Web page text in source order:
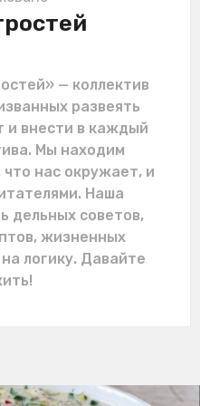
— коллектив
развеять
и внести в каждый
Мы находим
нас окружает, и
Наша
дельных советов,
жизненных
логику. Давайте